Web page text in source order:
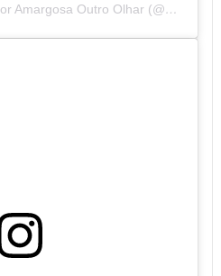
Um post compartilhado por Amargosa Outro Olhar (@amargosaoutroolhar)